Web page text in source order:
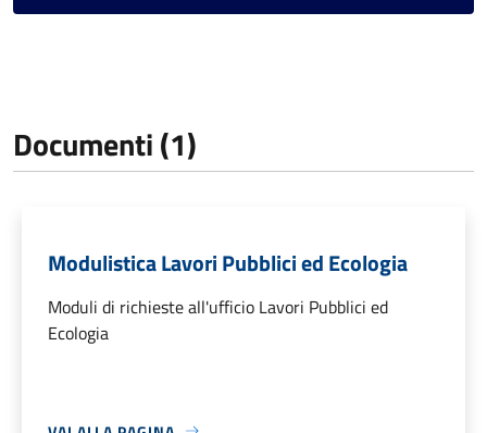
Documenti (1)
Modulistica Lavori Pubblici ed Ecologia
Moduli di richieste all'ufficio Lavori Pubblici ed
Ecologia